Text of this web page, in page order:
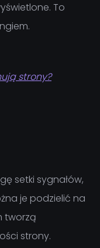
To
strony?
setki sygnałów,
je podzielić na
tworzą
strony.